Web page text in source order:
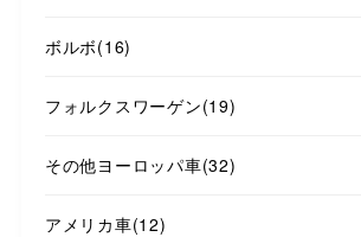
ボルボ(16)
フォルクスワーゲン(19)
その他ヨーロッパ車(32)
アメリカ車(12)